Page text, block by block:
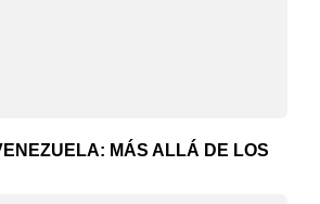
MÁS ALLÁ DE LOS